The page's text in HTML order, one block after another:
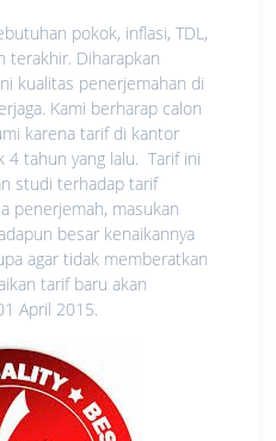
pokok, inflasi, TDL,
terakhir. Diharapkan
kualitas penerjemahan di
Kami berharap calon
karena tarif di kantor
4 tahun yang lalu. Tarif ini
studi terhadap tarif
penerjemah, masukan
besar kenaikannya
agar tidak memberatkan
tarif baru akan
April 2015.